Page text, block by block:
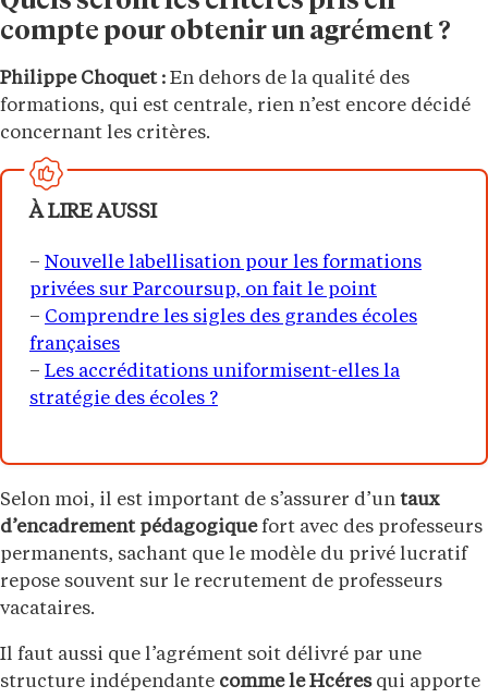
compte pour obtenir un agrément ?
Philippe Choquet : En dehors de la qualité des
formations, qui est centrale, rien n’est encore décidé
concernant les critères.
À LIRE AUSSI
– Nouvelle labellisation pour les formations
privées sur Parcoursup, on fait le point
– Comprendre les sigles des grandes écoles
françaises
– Les accréditations uniformisent-elles la
stratégie des écoles ?
Selon moi, il est important de s’assurer d’un taux
d’encadrement pédagogiquefort avec des professeurs
permanents, sachant que le modèle du privé lucratif
repose souvent sur le recrutement de professeurs
vacataires.
Il faut aussi que l’agrément soit délivré par une
structure indépendante comme le Hcéresqui apporte